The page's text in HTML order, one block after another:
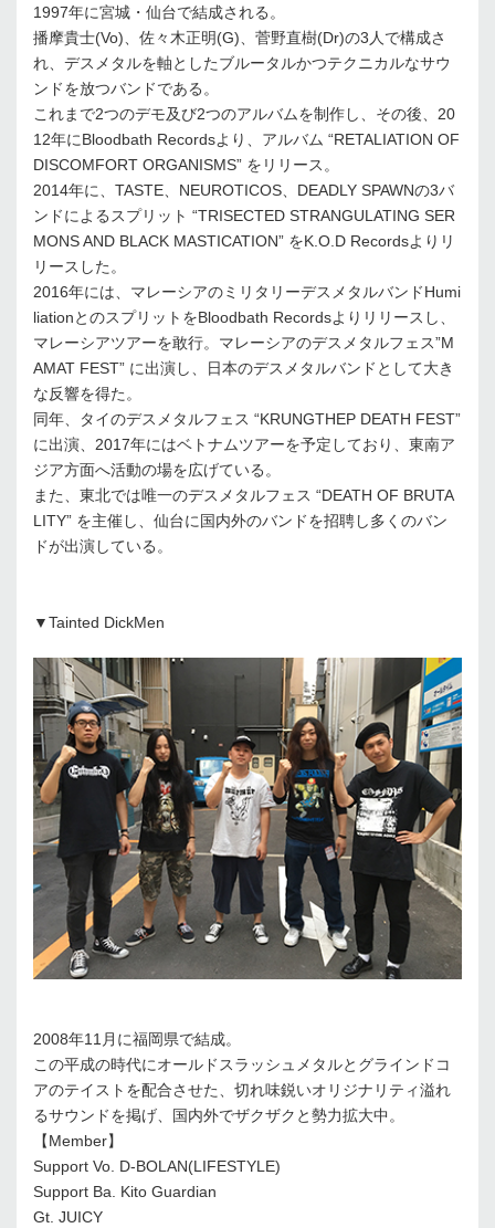
1997年に宮城・仙台で結成される。
播摩貴士(Vo)、佐々木正明(G)、菅野直樹(Dr)の3人で構成さ
れ、デスメタルを軸としたブルータルかつテクニカルなサウ
ンドを放つバンドである。
これまで2つのデモ及び2つのアルバムを制作し、その後、20
12年にBloodbath Recordsより、アルバム “RETALIATION OF
DISCOMFORT ORGANISMS” をリリース。
2014年に、TASTE、NEUROTICOS、DEADLY SPAWNの3バ
ンドによるスプリット “TRISECTED STRANGULATING SER
MONS AND BLACK MASTICATION” をK.O.D Recordsよりリ
リースした。
2016年には、マレーシアのミリタリーデスメタルバンドHumi
liationとのスプリットをBloodbath Recordsよりリリースし、
マレーシアツアーを敢行。マレーシアのデスメタルフェス”M
AMAT FEST” に出演し、日本のデスメタルバンドとして大き
な反響を得た。
同年、タイのデスメタルフェス “KRUNGTHEP DEATH FEST”
に出演、2017年にはベトナムツアーを予定しており、東南ア
ジア方面へ活動の場を広げている。
また、東北では唯一のデスメタルフェス “DEATH OF BRUTA
LITY” を主催し、仙台に国内外のバンドを招聘し多くのバン
ドが出演している。
▼Tainted DickMen
2008年11月に福岡県で結成。
この平成の時代にオールドスラッシュメタルとグラインドコ
アのテイストを配合させた、切れ味鋭いオリジナリティ溢れ
るサウンドを掲げ、国内外でザクザクと勢力拡大中。
【Member】
Support Vo. D-BOLAN(LIFESTYLE)
Support Ba. Kito Guardian
Gt. JUICY